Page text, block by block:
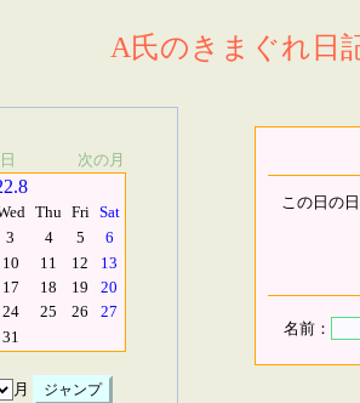
A氏のきまぐれ日
次の月
Thu Fri Sat
3 4 5
6
10 11 12
13
17 18 19
20
24 25 26
27
31
月
この日の
名前：